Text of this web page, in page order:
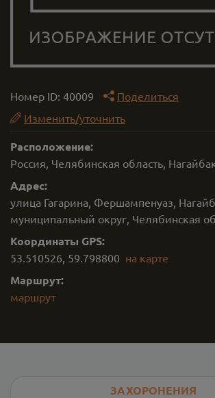
Номер ID: 40009
Поделиться
Изменить/уточнить
Расположение:
Россия, Челябинская область,
Адрес:
улица Гагарина, Фершампенуаз,
муниципальный округ, Челябинская
Координаты GPS:
53.510526, 59.798800 на карте
Маршрут:
маршрут
ЗАХОРОНЕНИЯ